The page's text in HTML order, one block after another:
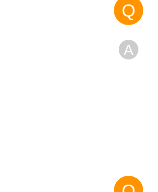
Q
A